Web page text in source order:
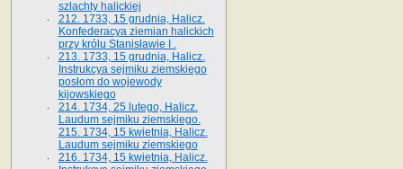
szlachty halickiej
212. 1733, 15 grudnia, Halicz.
Konfederacya ziemian halickich
przy królu Stanisławie I .
213. 1733, 15 grudnia, Halicz.
Instrukcya sejmiku ziemskiego
posłom do wojewody
kijowskiego
214. 1734, 25 lutego, Halicz.
Laudum sejmiku ziemskiego.
215. 1734, 15 kwietnia, Halicz.
Laudum sejmiku ziemskiego
216. 1734, 15 kwietnia, Halicz.